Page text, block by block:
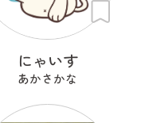
にゃいす
あかさかな